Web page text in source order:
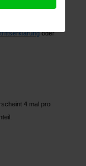
trittserklärungoder
4 mal pro